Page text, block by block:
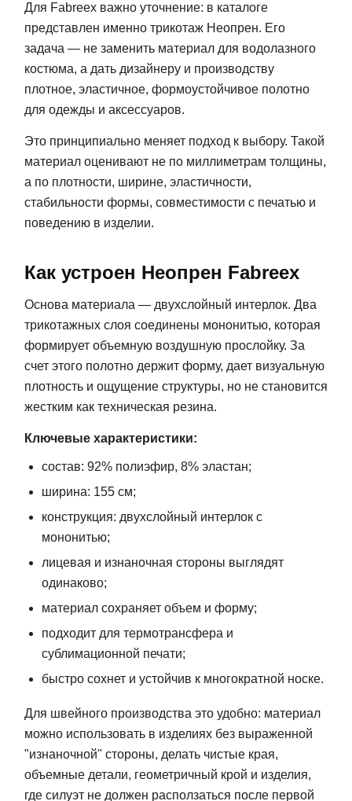
Для Fabreex важно уточнение: в каталоге
представлен именно трикотаж Неопрен. Его
задача — не заменить материал для водолазного
костюма, а дать дизайнеру и производству
плотное, эластичное, формоустойчивое полотно
для одежды и аксессуаров.
Это принципиально меняет подход к выбору. Такой
материал оценивают не по миллиметрам толщины,
а по плотности, ширине, эластичности,
стабильности формы, совместимости с печатью и
поведению в изделии.
Как устроен Неопрен Fabreex
Основа материала — двухслойный интерлок. Два
трикотажных слоя соединены мононитью, которая
формирует объемную воздушную прослойку. За
счет этого полотно держит форму, дает визуальную
плотность и ощущение структуры, но не становится
жестким как техническая резина.
Ключевые характеристики:
состав: 92% полиэфир, 8% эластан;
ширина: 155 см;
конструкция: двухслойный интерлок с
мононитью;
лицевая и изнаночная стороны выглядят
одинаково;
материал сохраняет объем и форму;
подходит для термотрансфера и
сублимационной печати;
быстро сохнет и устойчив к многократной носке.
Для швейного производства это удобно: материал
можно использовать в изделиях без выраженной
"изнаночной" стороны, делать чистые края,
объемные детали, геометричный крой и изделия,
где силуэт не должен расползаться после первой